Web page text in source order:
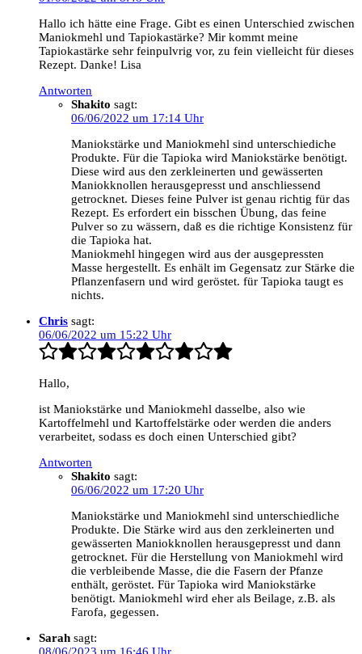
Hallo ich hätte eine Frage. Gibt es einen Unterschied zwischen
Maniokmehl und Tapiokastärke? Mir kommt meine
Tapiokastärke sehr feinpulvrig vor, zu fein vielleicht für dieses
Rezept. Danke! Lisa
Antworten
Shakito sagt:
06/06/2022 um 17:14 Uhr
Maniokstärke und Maniokmehl sind unterschiediche
Produkte. Für die Tapioka wird Maniokstärke benötigt.
Diese wird aus den zerkleinerten und gewässerten
Maniokknollen herausgepresst und anschliessend
getrocknet. Dieses feine Pulver ist genau richtig für das
Rezept. Es erfordert ein bisschen Übung, das feine
Pulver so zu wässern, daß es die richtige Konsistenz für
die Tapioka hat.
Maniokmehl hingegen wird aus der ausgepressten
Masse hergestellt. Es enhält im Gegensatz zur Stärke die
Pflanzenfasern und wird geröstet. für Tapioka taugt es
nichts.
Chris sagt:
06/06/2022 um 15:22 Uhr
Hallo,
ist Maniokstärke und Maniokmehl dasselbe, also wie
Kartoffelmehl und Kartoffelstärke oder werden die anders
verarbeitet, sodass es doch einen Unterschied gibt?
Antworten
Shakito sagt:
06/06/2022 um 17:20 Uhr
Maniokstärke und Maniokmehl sind unterschiedliche
Produkte. Die Stärke wird aus den zerkleinerten und
gewässerten Maniokknollen herausgepresst und dann
getrocknet. Für die Herstellung von Maniokmehl wird
die verbleibende Masse, die die Fasern der Pfanze
enthält, geröstet. Für Tapioka wird Maniokstärke
benötigt. Maniokmehl wird eher als Beilage, z.B. als
Farofa, gegessen.
Sarah sagt: